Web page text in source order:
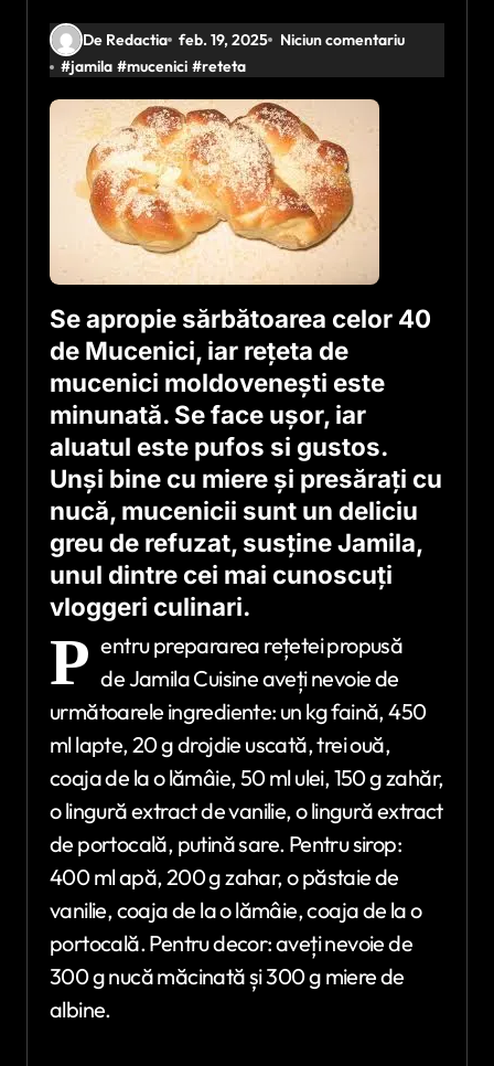
De Redactia feb. 19, 2025
Niciun comentariu
#jamila #mucenici #reteta
Se apropie sărbătoarea celor 40
de Mucenici, iar rețeta de
mucenici moldovenești este
minunată. Se face ușor, iar
aluatul este pufos si gustos.
Unși bine cu miere și presărați cu
nucă, mucenicii sunt un deliciu
greu de refuzat, susține Jamila,
unul dintre cei mai cunoscuţi
vloggeri culinari.
P entru prepararea rețetei propusă
de Jamila Cuisine aveți nevoie de
următoarele ingrediente: un kg faină, 450
ml lapte, 20 g drojdie uscată, trei ouă,
coaja de la o lămâie, 50 ml ulei, 150 g zahăr,
o lingură extract de vanilie, o lingură extract
de portocală, putină sare. Pentru sirop:
400 ml apă, 200 g zahar, o păstaie de
vanilie, coaja de la o lămâie, coaja de la o
portocală. Pentru decor: aveți nevoie de
300 g nucă măcinată și 300 g miere de
albine.